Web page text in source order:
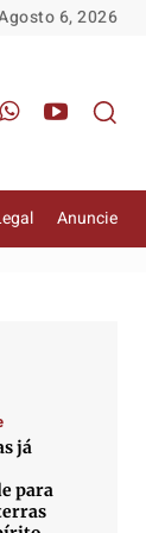
6, 2026
Anuncie
já
para